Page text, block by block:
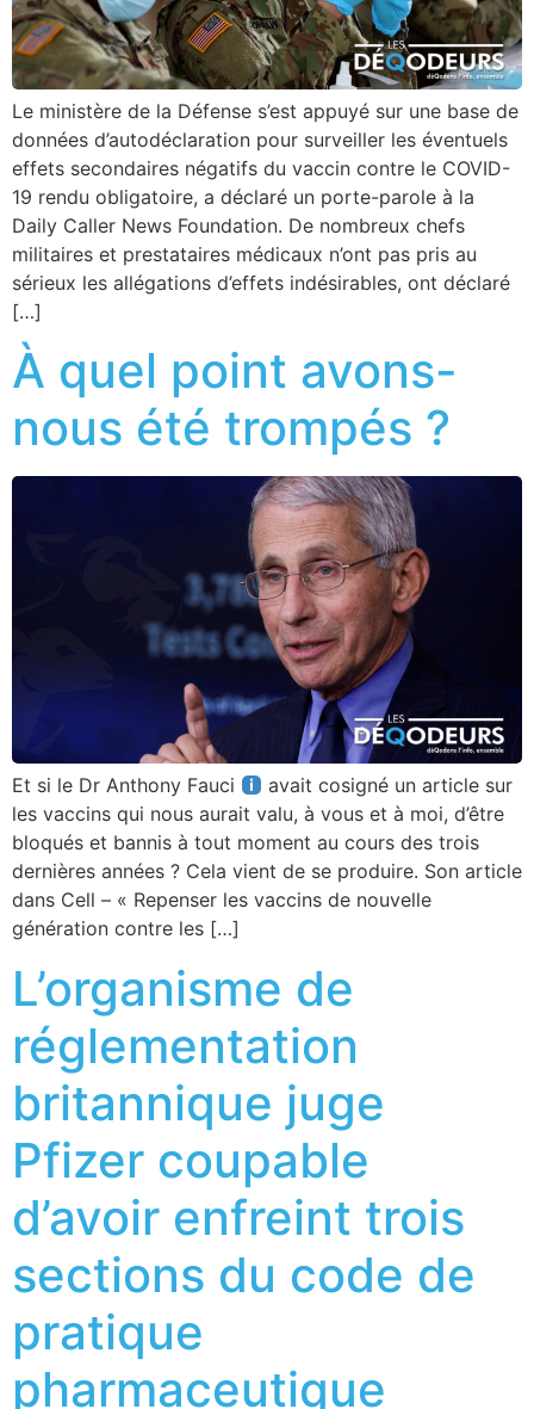
Le ministère de la Défense s’est appuyé sur une base de
données d’autodéclaration pour surveiller les éventuels
effets secondaires négatifs du vaccin contre le COVID-
19 rendu obligatoire, a déclaré un porte-parole à la
Daily Caller News Foundation. De nombreux chefs
militaires et prestataires médicaux n’ont pas pris au
sérieux les allégations d’effets indésirables, ont déclaré
[…]
À quel point avons-
nous été trompés ?
Et si le Dr Anthony Fauci
avait cosigné un article sur
les vaccins qui nous aurait valu, à vous et à moi, d’être
bloqués et bannis à tout moment au cours des trois
dernières années ? Cela vient de se produire. Son article
dans Cell – « Repenser les vaccins de nouvelle
génération contre les […]
L’organisme de
réglementation
britannique juge
Pfizer coupable
d’avoir enfreint trois
sections du code de
pratique
pharmaceutique